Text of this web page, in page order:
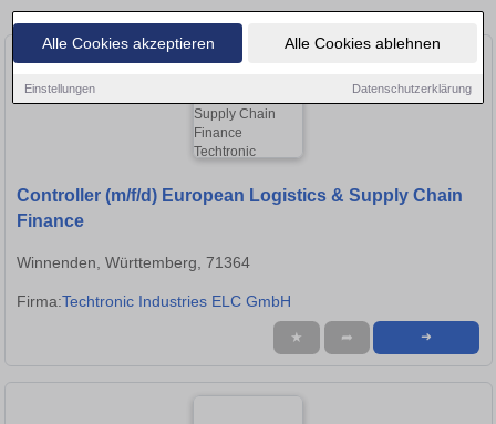
Alle Cookies akzeptieren Alle Cookies ablehnen
Einstellungen Datenschutzerklärung
Controller (m/f/d) European Logistics & Supply Chain
Finance
Winnenden, Württemberg, 71364
Firma:Techtronic Industries ELC GmbH
★ ➦ ➜